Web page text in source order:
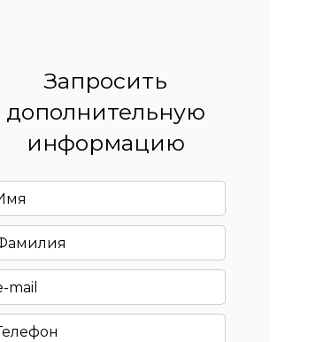
Запросить
дополнительную
информацию